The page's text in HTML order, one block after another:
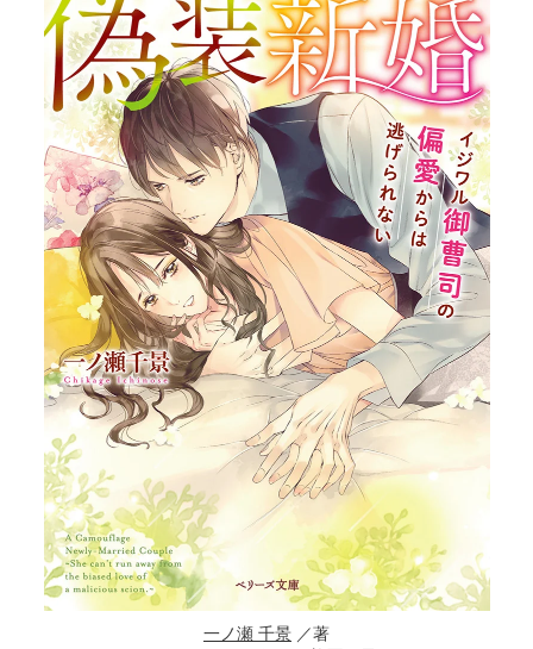
一ノ瀬 千景 ／著